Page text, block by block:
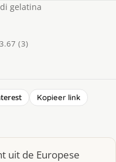
gelatina
3.67 (3)
Kopieer link
uit de Europese